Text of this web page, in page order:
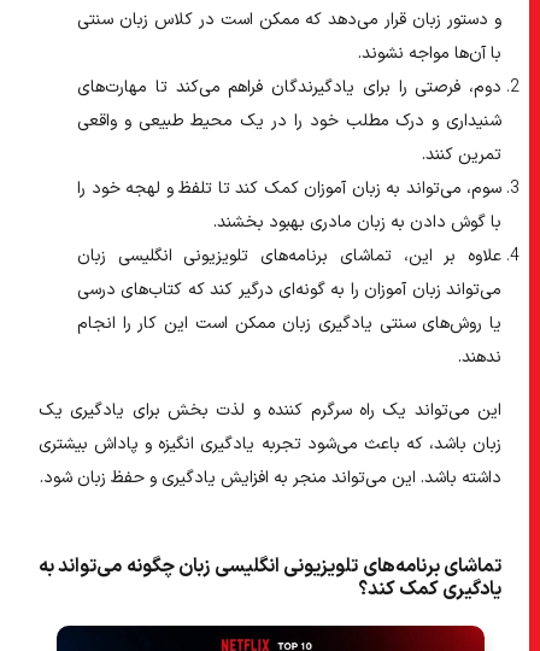
و دستور زبان قرار می‌دهد که ممکن است در کلاس زبان سنتی
با آن‌ها مواجه نشوند.
دوم، فرصتی را برای یادگیرندگان فراهم می‌کند تا مهارت‌های
شنیداری و درک مطلب خود را در یک محیط طبیعی و واقعی
تمرین کنند.
سوم، می‌تواند به زبان آموزان کمک کند تا تلفظ و لهجه خود را
با گوش دادن به زبان مادری بهبود بخشند.
علاوه بر این، تماشای برنامه‌های تلویزیونی انگلیسی زبان
می‌تواند زبان آموزان را به گونه‌ای درگیر کند که کتاب‌های درسی
یا روش‌های سنتی یادگیری زبان ممکن است این کار را انجام
ندهند.
این می‌تواند یک راه سرگرم کننده و لذت بخش برای یادگیری یک
زبان باشد، که باعث می‌شود تجربه یادگیری انگیزه و پاداش بیشتری
داشته باشد. این می‌تواند منجر به افزایش یادگیری و حفظ زبان شود.
تماشای برنامه‌های تلویزیونی انگلیسی زبان چگونه می‌تواند به
یادگیری کمک کند؟